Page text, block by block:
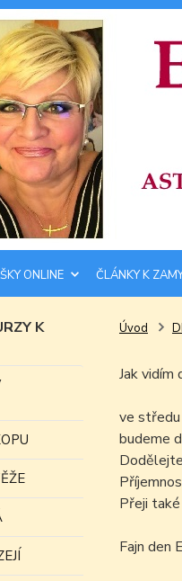
ONLINE ČLÁNKY K
K
Úvod
Jak
ve středu
budeme
Přeji
Fajn den